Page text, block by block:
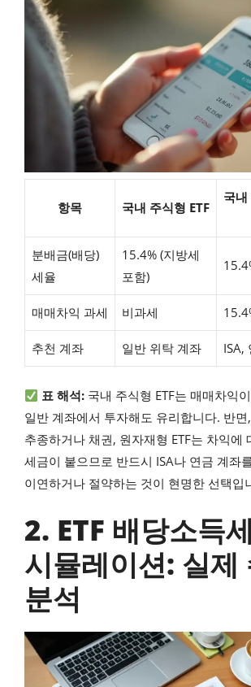
항목 국내 주식형 ETF
국
분배금(배당)
세율
15.4% (지방세
포함)
매매차익 과세 비과세
추천 계좌 일반 위탁 계좌 ISA,
표 해석: 국내 주식형 ETF는 매매차익
일반 계좌에서 투자해도 유리합니다. 반
추종하거나 채권, 원자재형 ETF는 차익에
세금이 붙으므로 반드시 ISA나 연금 계좌
이연하거나 절약하는 것이 현명한 선택입
2. ETF 배당소득세
시뮬레이션: 실제
분석